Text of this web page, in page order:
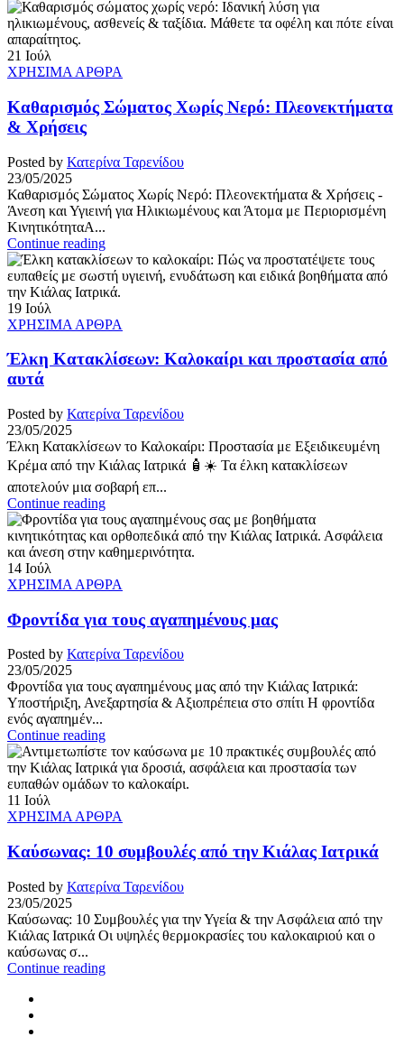
21 Ιούλ
ΧΡΗΣΙΜΑ ΑΡΘΡΑ
Καθαρισμός Σώματος Χωρίς Νερό: Πλεονεκτήματα
& Χρήσεις
Posted by Κατερίνα Ταρενίδου
23/05/2025
Καθαρισμός Σώματος Χωρίς Νερό: Πλεονεκτήματα & Χρήσεις -
Άνεση και Υγιεινή για Ηλικιωμένους και Άτομα με Περιορισμένη
ΚινητικότηταΑ...
Continue reading
19 Ιούλ
ΧΡΗΣΙΜΑ ΑΡΘΡΑ
Έλκη Κατακλίσεων: Καλοκαίρι και προστασία από
αυτά
Posted by Κατερίνα Ταρενίδου
23/05/2025
Έλκη Κατακλίσεων το Καλοκαίρι: Προστασία με Εξειδικευμένη
Κρέμα από την Κιάλας Ιατρικά 🧴☀️ Τα έλκη κατακλίσεων
αποτελούν μια σοβαρή επ...
Continue reading
14 Ιούλ
ΧΡΗΣΙΜΑ ΑΡΘΡΑ
Φροντίδα για τους αγαπημένους μας
Posted by Κατερίνα Ταρενίδου
23/05/2025
Φροντίδα για τους αγαπημένους μας από την Κιάλας Ιατρικά:
Υποστήριξη, Ανεξαρτησία & Αξιοπρέπεια στο σπίτι Η φροντίδα
ενός αγαπημέν...
Continue reading
11 Ιούλ
ΧΡΗΣΙΜΑ ΑΡΘΡΑ
Καύσωνας: 10 συμβουλές από την Κιάλας Ιατρικά
Posted by Κατερίνα Ταρενίδου
23/05/2025
Καύσωνας: 10 Συμβουλές για την Υγεία & την Ασφάλεια από την
Κιάλας Ιατρικά Οι υψηλές θερμοκρασίες του καλοκαιριού και ο
καύσωνας σ...
Continue reading